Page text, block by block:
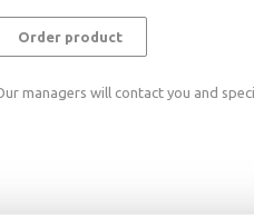
Order product
managers will contact you and